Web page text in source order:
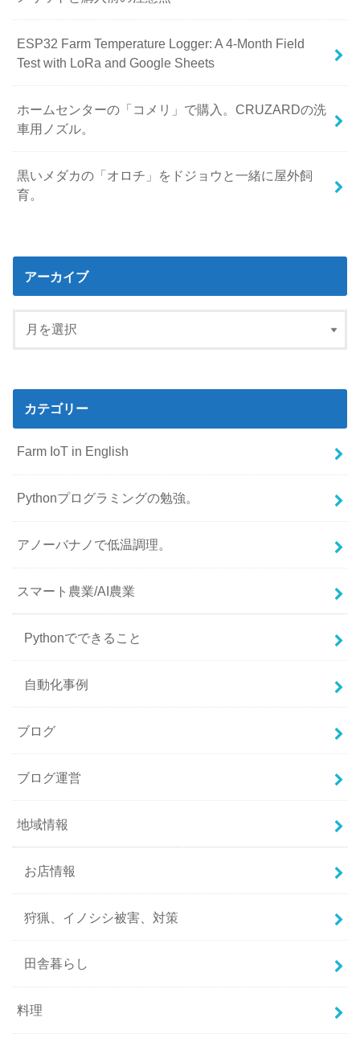
ESP32 Farm Temperature Logger: A 4-Month Field
Test with LoRa and Google Sheets
ホームセンターの「コメリ」で購入。CRUZARDの洗
車用ノズル。
黒いメダカの「オロチ」をドジョウと一緒に屋外飼
育。
アーカイブ
カテゴリー
Farm IoT in English
Pythonプログラミングの勉強。
アノーバナノで低温調理。
スマート農業/AI農業
Pythonでできること
自動化事例
ブログ
ブログ運営
地域情報
お店情報
狩猟、イノシシ被害、対策
田舎暮らし
料理